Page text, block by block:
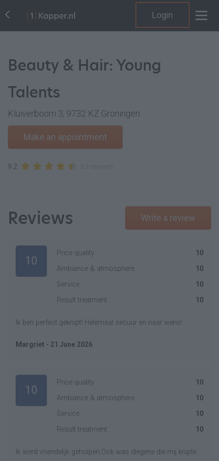
Login
Beauty & Hair: Young
Talents
Kluiverboom 3, 9732 KZ Groningen
Make an appointment
9.2
Reviews Write a review
10
Price quality
10
Ambiance & atmosphere
10
Service
10
Result treatment
10
Ik ben perfect geknipt! Helemaal secuur en naar wens!
Margriet - 21 June 2026
10
Price quality
10
Ambiance & atmosphere
10
Service
10
Result treatment
10
Ik werd vriendelijk geholpen.Ook was diegene die mij knipte